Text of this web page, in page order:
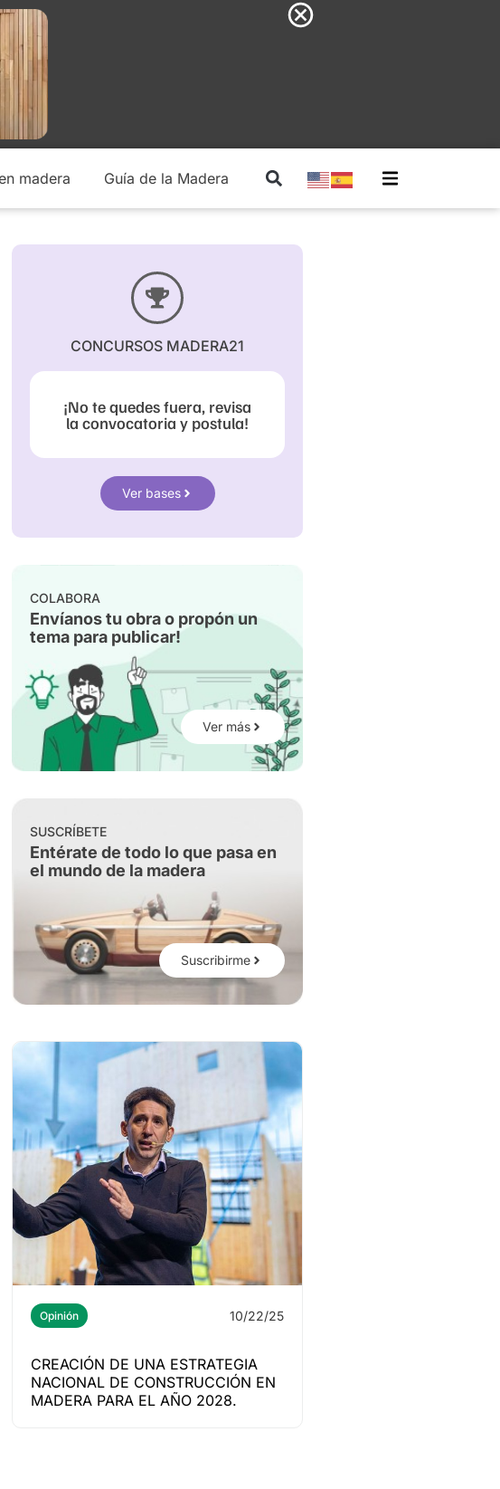
madera Guía de la Madera
CONCURSOS MADERA21
¡No te quedes fuera, revisa
la convocatoria y postula!
Ver bases
COLABORA
Envíanos tu obra o propón un
tema para publicar!
Ver más
SUSCRÍBETE
Entérate de todo lo que pasa en
el mundo de la madera
Suscribirme
Opinión 10/22/25
CREACIÓN DE UNA ESTRATEGIA
NACIONAL DE CONSTRUCCIÓN EN
MADERA PARA EL AÑO 2028.